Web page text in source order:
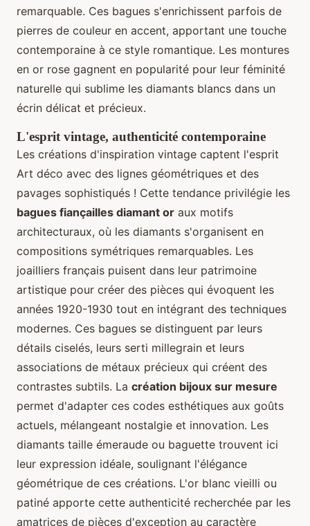
remarquable. Ces bagues s'enrichissent parfois de
pierres de couleur en accent, apportant une touche
contemporaine à ce style romantique. Les montures
en or rose gagnent en popularité pour leur féminité
naturelle qui sublime les diamants blancs dans un
écrin délicat et précieux.
L'esprit vintage, authenticité contemporaine
Les créations d'inspiration vintage captent l'esprit
Art déco avec des lignes géométriques et des
pavages sophistiqués ! Cette tendance privilégie les
bagues fiançailles diamant or aux motifs
architecturaux, où les diamants s'organisent en
compositions symétriques remarquables. Les
joailliers français puisent dans leur patrimoine
artistique pour créer des pièces qui évoquent les
années 1920-1930 tout en intégrant des techniques
modernes. Ces bagues se distinguent par leurs
détails ciselés, leurs serti millegrain et leurs
associations de métaux précieux qui créent des
contrastes subtils. La création bijoux sur mesure
permet d'adapter ces codes esthétiques aux goûts
actuels, mélangeant nostalgie et innovation. Les
diamants taille émeraude ou baguette trouvent ici
leur expression idéale, soulignant l'élégance
géométrique de ces créations. L'or blanc vieilli ou
patiné apporte cette authenticité recherchée par les
amatrices de pièces d'exception au caractère